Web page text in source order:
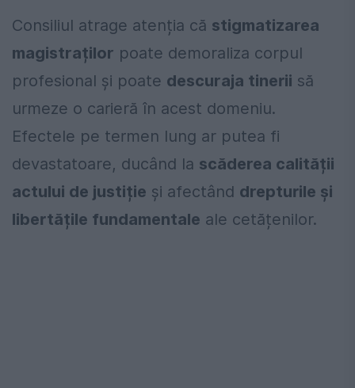
Consiliul atrage atenția că stigmatizarea
magistraților poate demoraliza corpul
profesional și poate descuraja tinerii să
urmeze o carieră în acest domeniu.
Efectele pe termen lung ar putea fi
devastatoare, ducând la scăderea calității
actului de justiție și afectând drepturile și
libertățile fundamentale ale cetățenilor.